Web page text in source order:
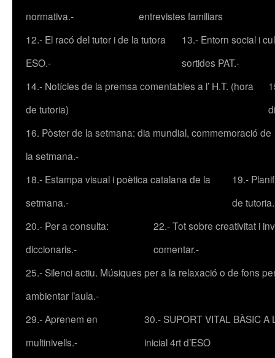
normativa.-
entrevistes familiars
12.- El racó del tutor i de la tutora
ESO.-
13.- Entorn social i
sortides PAT.-
14.- Notícies de la premsa comentables a l’ H.T. (hora
de tutoria)
16. Pòster de la setmana: dia mundial, commemoració de
la setmana.-
18.- Estampa visual i poètica catalana de la
setmana.-
19.-
de
20.- Per a consulta:
diccionaris.-
22.- Tot sobre creativitat i
comentar.-
25.- Silenci actiu. Músiques per a la relaxació o de fons
ambientar l’aula.-
29.- Aprenem en
multinivells.-
30.- SUPORT VITAL BÀSIC A
inicial 4rt d’ESO